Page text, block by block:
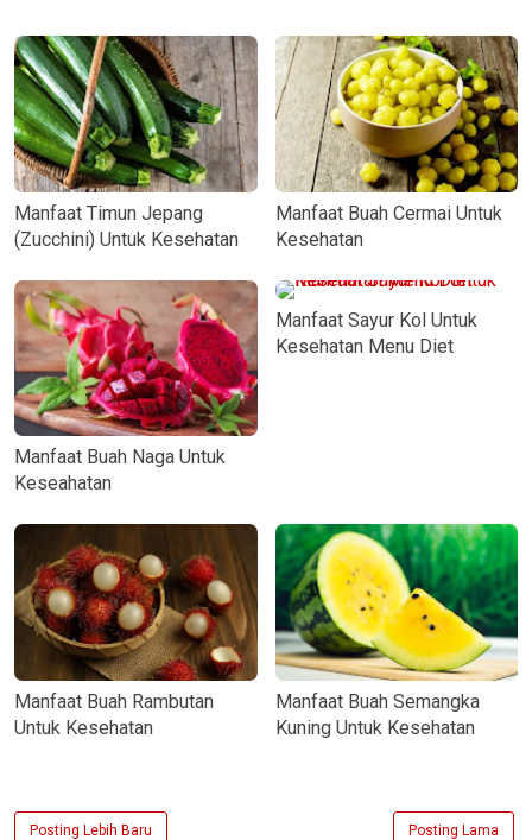
Manfaat Timun Jepang
(Zucchini) Untuk Kesehatan
Manfaat Buah Cermai Untuk
Kesehatan
Manfaat Buah Naga Untuk
Keseahatan
Manfaat Sayur Kol Untuk
Kesehatan Menu Diet
Manfaat Buah Rambutan
Untuk Kesehatan
Manfaat Buah Semangka
Kuning Untuk Kesehatan
Posting Lebih Baru Posting Lama